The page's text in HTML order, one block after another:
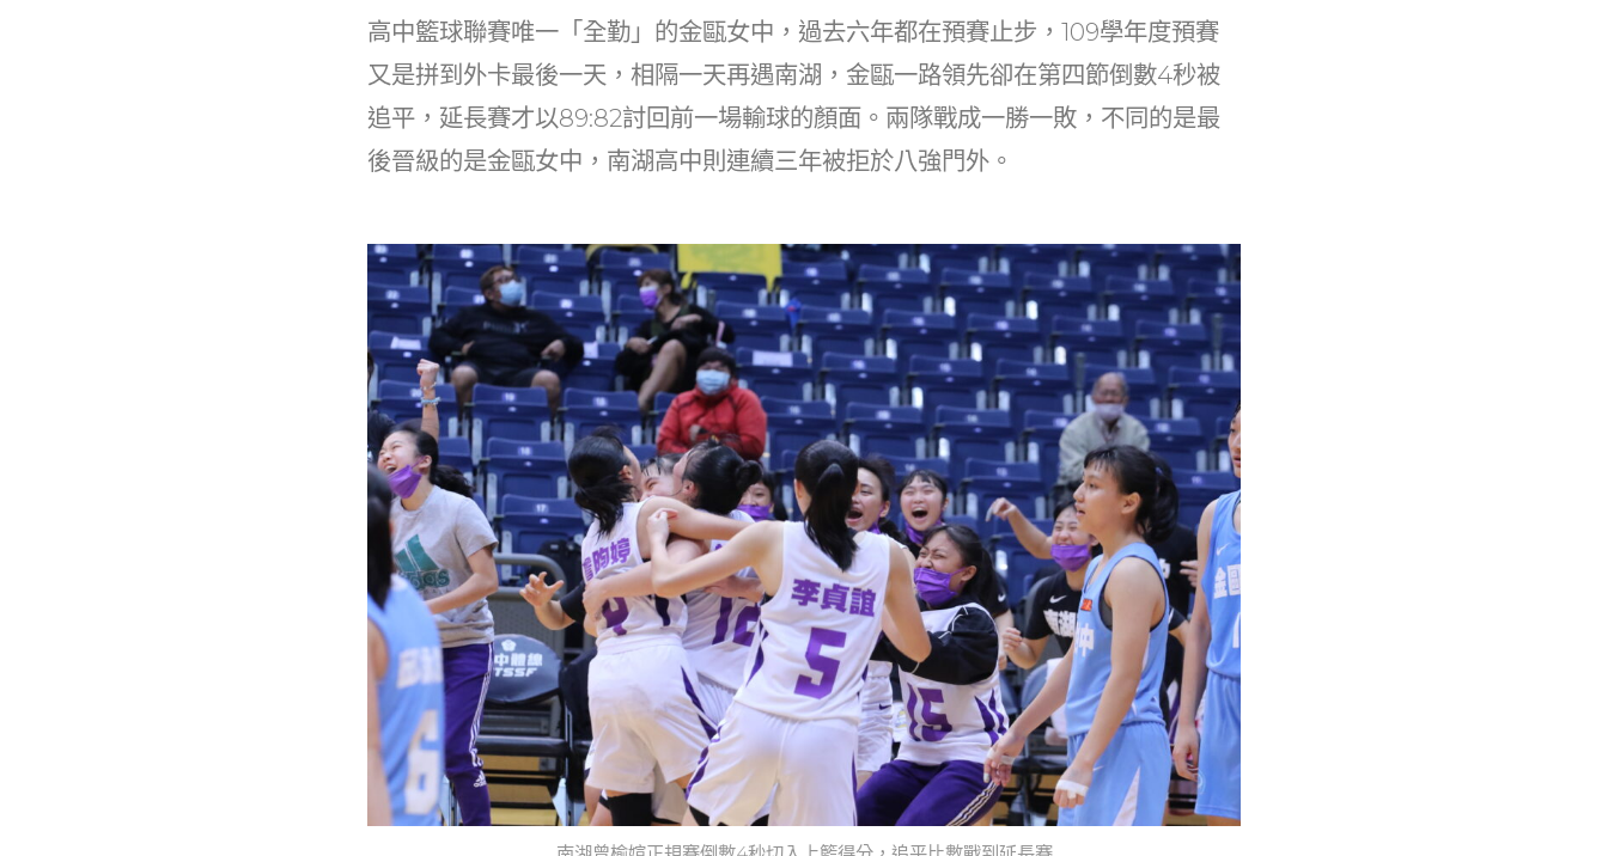
e c
e
b
o
o
itt
er
ai
l
C
h
at
k
e
dI
n
高中籃球聯賽唯一「全勤」的金甌女中，過去六年都在預賽止步，109學年度預賽
又是拼到外卡最後一天，相隔一天再遇南湖，金甌一路領先卻在第四節倒數4秒被
追平，延長賽才以89:82討回前一場輸球的顏面。兩隊戰成一勝一敗，不同的是最
後晉級的是金甌女中，南湖高中則連續三年被拒於八強門外。